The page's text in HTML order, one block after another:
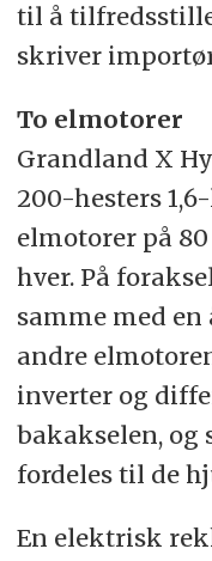
til å
skriver
To elmotorer
Grandland X
200-hesters
elmotorer på
hver. På
samme med
andre
inverter og
bakakselen, og
fordeles til de
En elektrisk